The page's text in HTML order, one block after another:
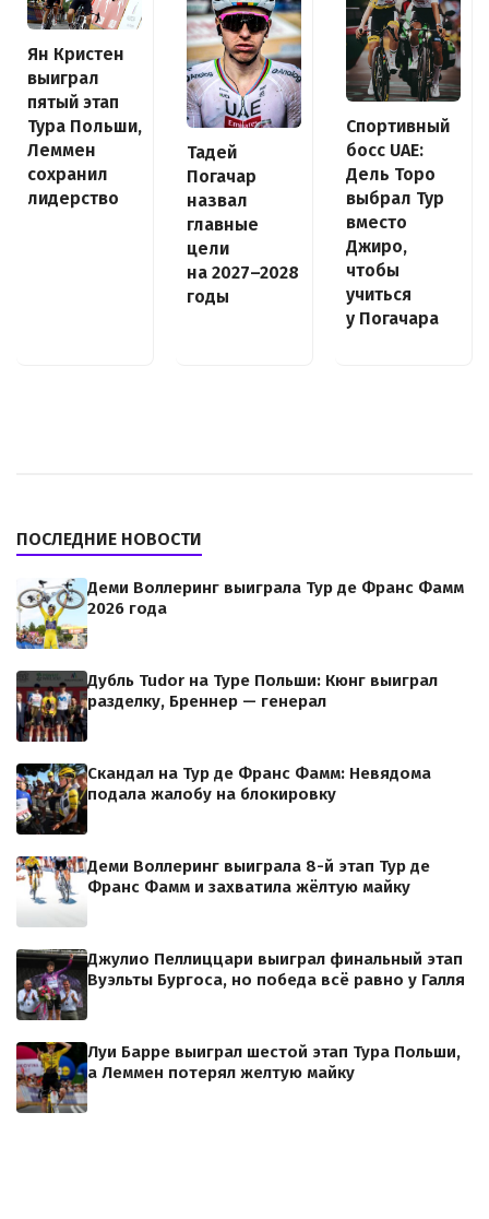
Ян Кристен
выиграл
пятый этап
Тура Польши,
Леммен
сохранил
лидерство
Тадей
Погачар
назвал
главные
цели
на 2027–2028
годы
Спортивный
босс UAE:
Дель Торо
выбрал Тур
вместо
Джиро,
чтобы
учиться
у Погачара
ПОСЛЕДНИЕ НОВОСТИ
Деми Воллеринг выиграла Тур де Франс Фамм
2026 года
Дубль Tudor на Туре Польши: Кюнг выиграл
разделку, Бреннер — генерал
Скандал на Тур де Франс Фамм: Невядома
подала жалобу на блокировку
Деми Воллеринг выиграла 8-й этап Тур де
Франс Фамм и захватила жёлтую майку
Джулио Пеллиццари выиграл финальный этап
Вуэльты Бургоса, но победа всё равно у Галля
Луи Барре выиграл шестой этап Тура Польши,
а Леммен потерял желтую майку